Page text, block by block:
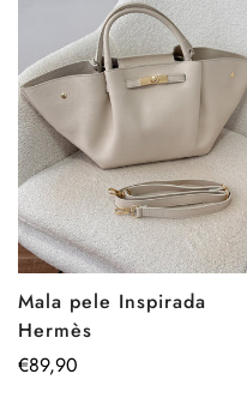
Mala pele Inspirada
Hermès
Preço
€89,90